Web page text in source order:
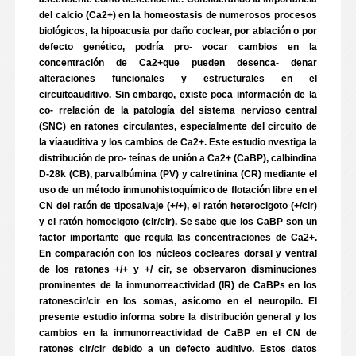
del calcio (Ca2+) en la homeostasis de numerosos procesos
biológicos, la hipoacusia por daño coclear, por ablación o por
defecto genético, podría pro- vocar cambios en la
concentración de Ca2+que pueden desenca- denar
alteraciones funcionales y estructurales en el
circuitoauditivo. Sin embargo, existe poca información de la
co- rrelación de la patología del sistema nervioso central
(SNC) en ratones circulantes, especialmente del circuito de
la víaauditiva y los cambios de Ca2+. Este estudio nvestiga la
distribución de pro- teínas de unión a Ca2+ (CaBP), calbindina
D-28k (CB), parvalbúmina (PV) y calretinina (CR) mediante el
uso de un método inmunohistoquímico de flotación libre en el
CN del ratón de tiposalvaje (+/+), el ratón heterocigoto (+/cir)
y el ratón homocigoto (cir/cir). Se sabe que los CaBP son un
factor importante que regula las concentraciones de Ca2+.
En comparación con los núcleos cocleares dorsal y ventral
de los ratones +/+ y +/ cir, se observaron disminuciones
prominentes de la inmunorreactividad (IR) de CaBPs en los
ratonescir/cir en los somas, asícomo en el neuropilo. El
presente estudio informa sobre la distribución general y los
cambios en la inmunorreactividad de CaBP en el CN de
ratones cir/cir debido a un defecto auditivo. Estos datos